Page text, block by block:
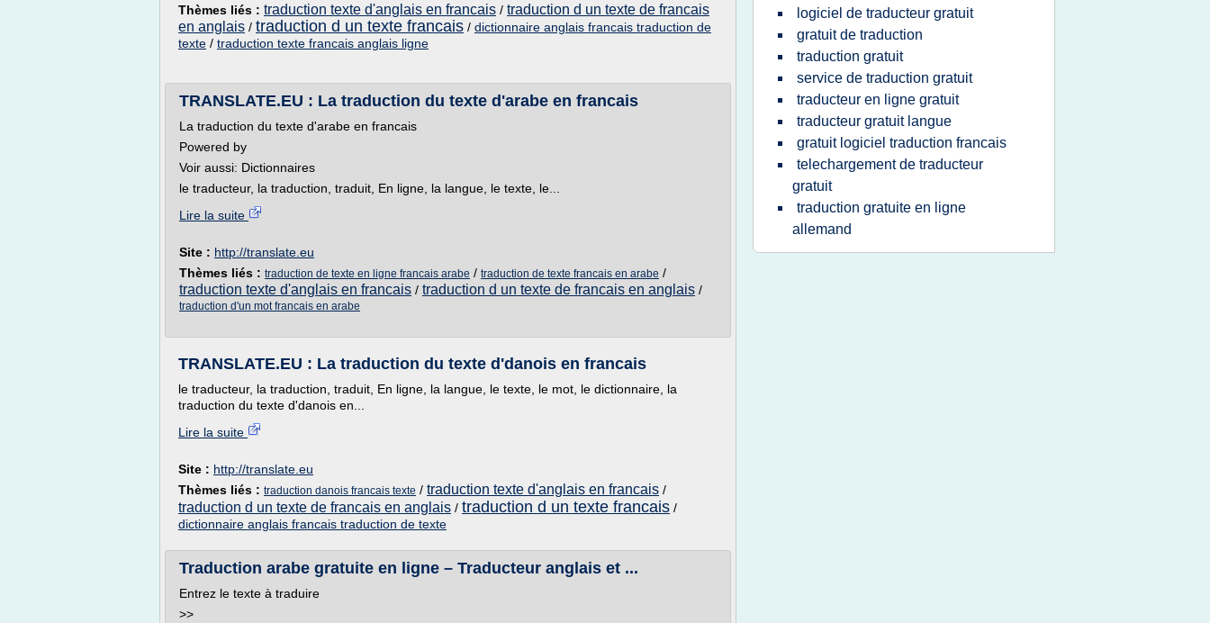
Thèmes liés : traduction texte d'anglais en francais / traduction d un texte de francais
en anglais / traduction d un texte francais / dictionnaire anglais francais traduction de
texte / traduction texte francais anglais ligne
TRANSLATE.EU : La traduction du texte d'arabe en francais
La traduction du texte d'arabe en francais
Powered by
Voir aussi: Dictionnaires
le traducteur, la traduction, traduit, En ligne, la langue, le texte, le...
Lire la suite
Site : http://translate.eu
Thèmes liés : traduction de texte en ligne francais arabe / traduction de texte francais en arabe /
traduction texte d'anglais en francais / traduction d un texte de francais en anglais /
traduction d'un mot francais en arabe
TRANSLATE.EU : La traduction du texte d'danois en francais
le traducteur, la traduction, traduit, En ligne, la langue, le texte, le mot, le dictionnaire, la
traduction du texte d'danois en...
Lire la suite
Site : http://translate.eu
Thèmes liés : traduction danois francais texte / traduction texte d'anglais en francais /
traduction d un texte de francais en anglais / traduction d un texte francais /
dictionnaire anglais francais traduction de texte
Traduction arabe gratuite en ligne – Traducteur anglais et ...
Entrez le texte à traduire
>>
logiciel de traducteur gratuit
gratuit de traduction
traduction gratuit
service de traduction gratuit
traducteur en ligne gratuit
traducteur gratuit langue
gratuit logiciel traduction francais
telechargement de traducteur
gratuit
traduction gratuite en ligne
allemand